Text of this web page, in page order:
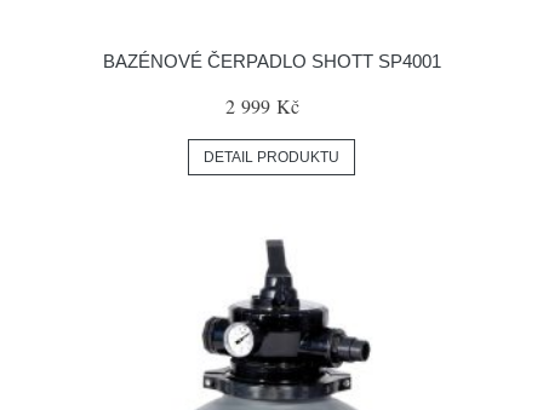
BAZÉNOVÉ ČERPADLO SHOTT SP4001
2 999 Kč
DETAIL PRODUKTU